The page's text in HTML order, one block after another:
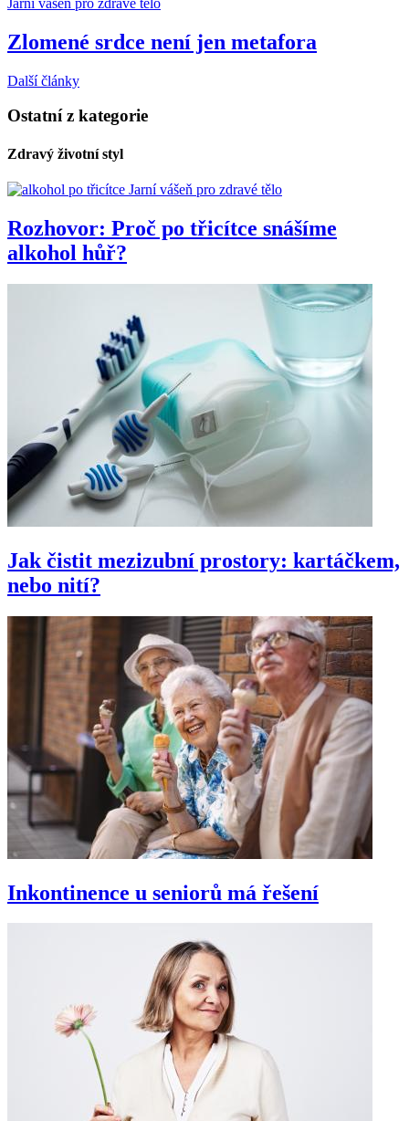
Jarní vášeň pro zdravé tělo
Zlomené srdce není jen metafora
Další články
Ostatní z kategorie
Zdravý životní styl
Jarní vášeň pro zdravé tělo
Rozhovor: Proč po třicítce snášíme
alkohol hůř?
Jak čistit mezizubní prostory: kartáčkem,
nebo nití?
Inkontinence u seniorů má řešení